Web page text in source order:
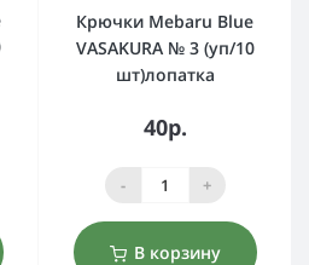
Крючки Mebaru Blue
VASAKURA № 3 (уп/10
шт)лопатка
40р.
- +
В корзину